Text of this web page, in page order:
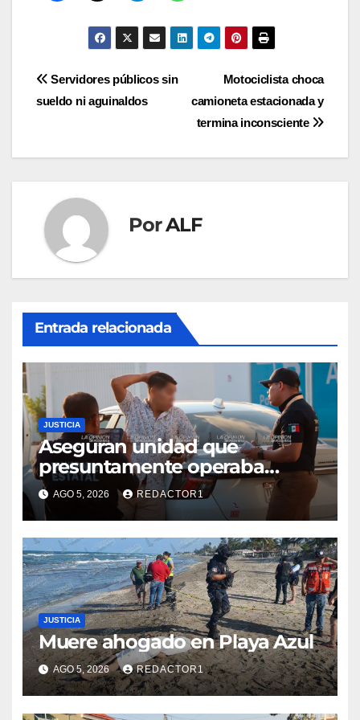
Navegación
entradas
Motociclista choca
camioneta estacionada y
termina inconsciente
Servidores públicos sin
sueldo ni aguinaldos
PorALF
Entrada relacionada
JUSTICIA
Aseguran unidad que
presuntamente operaba
mediante aplicación digital en
operativo de Transporte
Público
AGO 5, 2026 REDACTOR1
JUSTICIA
Muere ahogado en Playa Azul
AGO 5, 2026 REDACTOR1